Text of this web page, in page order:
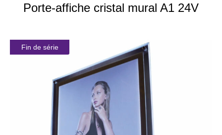
Porte-affiche cristal mural A1 24V
Fin de série